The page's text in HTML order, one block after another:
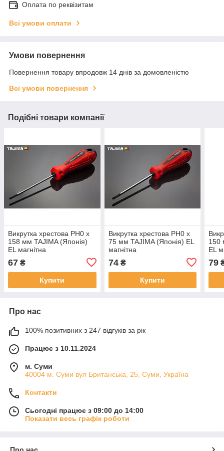
Оплата по реквізитам
Всі умови оплати
Умови повернення
Повернення товару впродовж 14 днів за домовленістю
Всі умови повернення
Подібні товари компанії
Викрутка хрестова PH0 х
158 мм TAJIMA (Японія)
EL магнітна
67 ₴
Купити
Викрутка хрестова PH0 х
75 мм TAJIMA (Японія) EL
магнітна
74₴
Купити
150
EL
79
Про нас
100% позитивних з 247 відгуків за рік
Працює з 10.11.2024
м. Суми
40004 м. Суми вул Британська, 25, Суми, Україна
Контакти
Сьогодні працює з 09:00 до 14:00
Показати весь графік роботи